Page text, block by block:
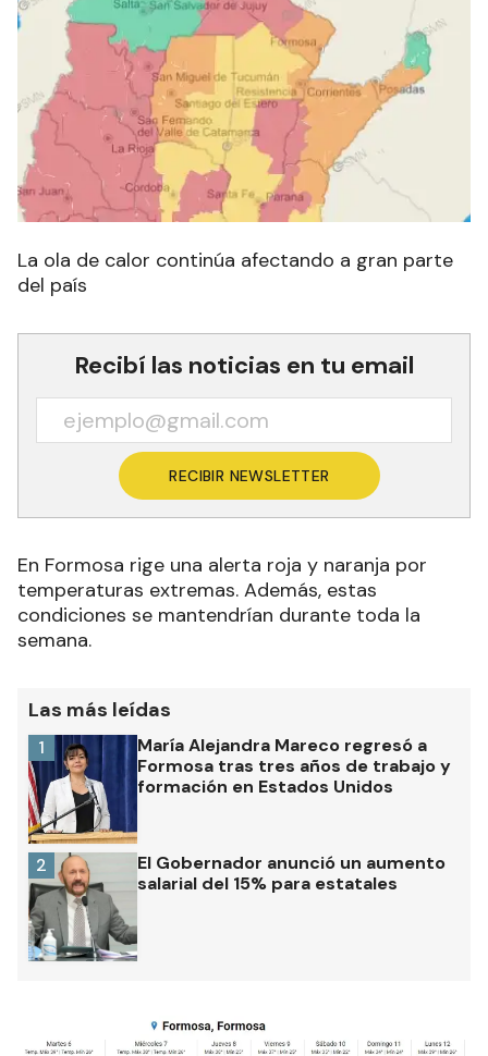
La ola de calor continúa afectando a gran parte
del país
Recibí las noticias en tu email
RECIBIR NEWSLETTER
En Formosa rige una alerta roja y naranja por
temperaturas extremas. Además, estas
condiciones se mantendrían durante toda la
semana.
Las más leídas
María Alejandra Mareco regresó a
Formosa tras tres años de trabajo y
formación en Estados Unidos
1
El Gobernador anunció un aumento
salarial del 15% para estatales
2